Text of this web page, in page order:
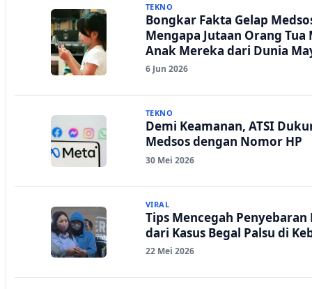
TEKNO
Bongkar Fakta Gelap
Mengapa Jutaan Orang
Anak Mereka dari Dunia
6 Jun 2026
TEKNO
Demi Keamanan, ATSI
Medsos dengan Nomor HP
30 Mei 2026
VIRAL
Tips Mencegah Penyebaran
dari Kasus Begal Palsu di
22 Mei 2026